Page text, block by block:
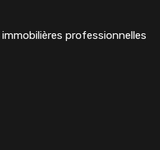
professionnelles